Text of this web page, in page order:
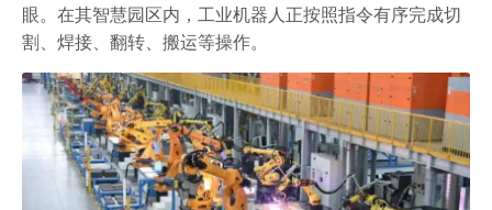
眼。在其智慧园区内，工业机器人正按照指令有序完成切
割、焊接、翻转、搬运等操作。